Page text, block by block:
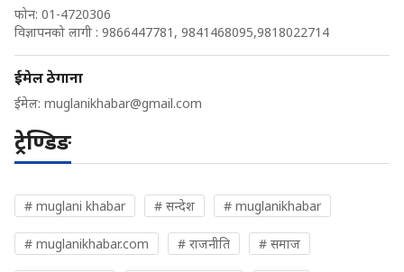
फोन: 01-4720306
विज्ञापनको लागी : 9866447781, 9841468095,9818022714
ईमेल ठेगाना
ईमेल: muglanikhabar@gmail.com
ट्रेण्डिङ
# muglani khabar # सन्देश # muglanikhabar
# muglanikhabar.com # राजनीति # समाज